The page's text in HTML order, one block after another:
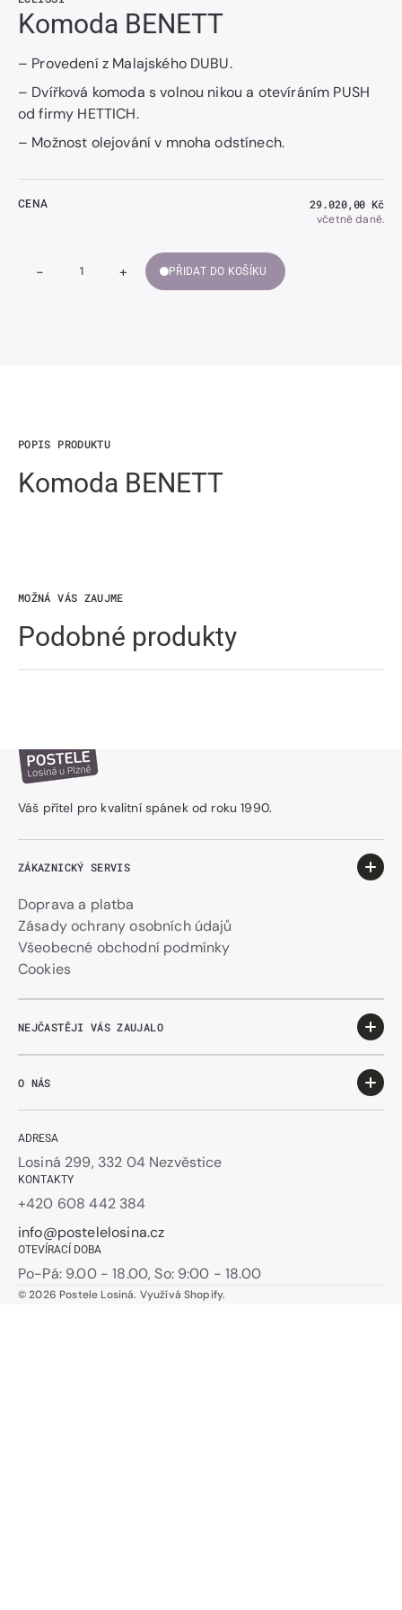
Komoda BENETT
– Provedení z Malajského DUBU.
– Dvířková komoda s volnou nikou a otevíráním PUSH
od firmy HETTICH.
– Možnost olejování v mnoha odstínech.
CENA Běžná
cena
29.020,00 Kč
včetně daně.
Snížit
-
Zvýšit
množství
+ PŘIDAT DO KOŠÍKU
POPIS PRODUKTU
Komoda BENETT
MOŽNÁ VÁS ZAUJME
Podobné produkty
Váš přítel pro kvalitní spánek od roku 1990.
ZÁKAZNICKÝ SERVIS
Doprava a platba
Zásady ochrany osobních údajů
Všeobecné obchodní podmínky
Cookies
NEJČASTĚJI VÁS ZAUJALO
O NÁS
ADRESA
Losiná 299, 332 04 Nezvěstice
KONTAKTY
+420 608 442 384
info@postelelosina.cz
OTEVÍRACÍ DOBA
Po-Pá: 9.00 - 18.00, So: 9:00 - 18.00
© 2026 Postele Losiná. Využívá Shopify.